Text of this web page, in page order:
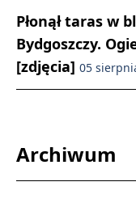
Płonął taras w
Bydgoszczy.
[zdjęcia] 05
Archiwum